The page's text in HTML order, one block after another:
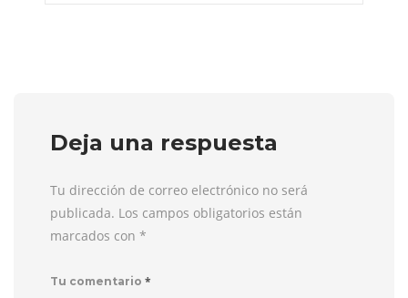
Deja una respuesta
Tu dirección de correo electrónico no será
publicada. Los campos obligatorios están
marcados con *
Tu comentario *